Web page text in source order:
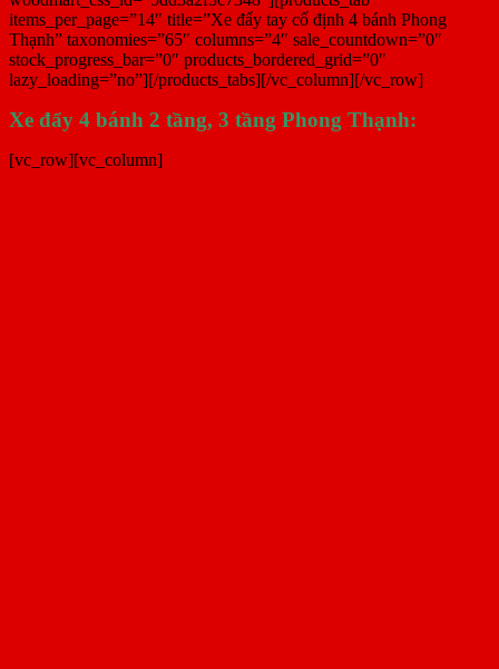
items_per_page=”14″ title=”Xe đẩy tay cố định 4 bánh Phong
Thạnh” taxonomies=”65″ columns=”4″ sale_countdown=”0″
stock_progress_bar=”0″ products_bordered_grid=”0″
lazy_loading=”no”][/products_tabs][/vc_column][/vc_row]
Xe đẩy 4 bánh 2 tầng, 3 tầng Phong Thạnh:
[vc_row][vc_column]